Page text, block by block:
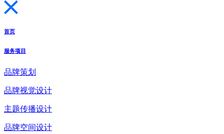
首页
服务项目
品牌策划
品牌视觉设计
主题传播设计
品牌空间设计